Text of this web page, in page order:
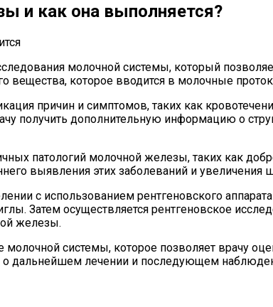
и как она выполняется?
молочной системы, который
вещества, которое вводится в молочные
причин и симптомов, таких как
получить дополнительную информацию о
патологий молочной железы, таких как
выявления этих заболеваний и увеличения
с использованием рентгеновского
Затем осуществляется рентгеновское
железы.
молочной системы, которое позволяет врачу
о дальнейшем лечении и последующем